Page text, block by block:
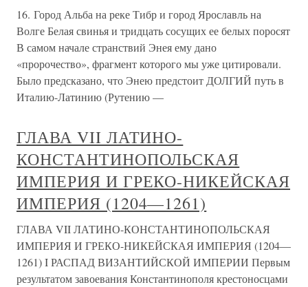
16. Город Альба на реке Тибр и город Ярославль на
Волге Белая свинья и тридцать сосущих ее белых поросят
В самом начале странствий Энея ему дано
«пророчество», фрагмент которого мы уже цитировали.
Было предсказано, что Энею предстоит ДОЛГИЙ путь в
Италию-Латинию (Рутению —
ГЛАВА VII ЛАТИНО-
КОНСТАНТИНОПОЛЬСКАЯ
ИМПЕРИЯ И ГРЕКО-НИКЕЙСКАЯ
ИМПЕРИЯ (1204—1261)
ГЛАВА VII ЛАТИНО-КОНСТАНТИНОПОЛЬСКАЯ
ИМПЕРИЯ И ГРЕКО-НИКЕЙСКАЯ ИМПЕРИЯ (1204—
1261) I РАСПАД ВИЗАНТИЙСКОЙ ИМПЕРИИ Первым
результатом завоевания Константинополя крестоносцами